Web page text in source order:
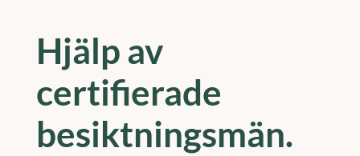
Hjälp av
certifierade
besiktningsmän.